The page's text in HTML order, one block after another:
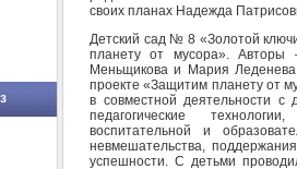
своих планах Надежда
Детский сад № 8 «Золотой
планету от мусора». Авторы
Меньщикова и Мария
проекте «Защитим планету от
в совместной деятельности с
педагогические
воспитательной и
невмешательства,
успешности. С детьми